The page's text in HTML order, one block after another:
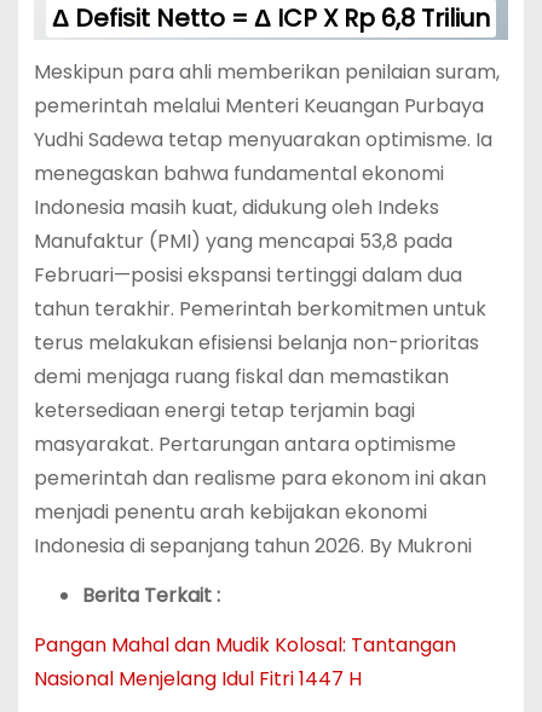
Δ Defisit Netto = Δ ICP X Rp 6,8 Triliun
Meskipun para ahli memberikan penilaian suram,
pemerintah melalui Menteri Keuangan Purbaya
Yudhi Sadewa tetap menyuarakan optimisme. Ia
menegaskan bahwa fundamental ekonomi
Indonesia masih kuat, didukung oleh Indeks
Manufaktur (PMI) yang mencapai 53,8 pada
Februari—posisi ekspansi tertinggi dalam dua
tahun terakhir. Pemerintah berkomitmen untuk
terus melakukan efisiensi belanja non-prioritas
demi menjaga ruang fiskal dan memastikan
ketersediaan energi tetap terjamin bagi
masyarakat. Pertarungan antara optimisme
pemerintah dan realisme para ekonom ini akan
menjadi penentu arah kebijakan ekonomi
Indonesia di sepanjang tahun 2026. By Mukroni
Berita Terkait :
Pangan Mahal dan Mudik Kolosal: Tantangan
Nasional Menjelang Idul Fitri 1447 H